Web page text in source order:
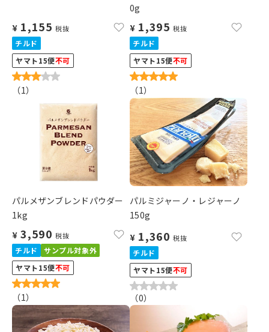
¥ 1,155 税抜
チルド
ヤマト15便不可
（1）
0g
¥ 1,395 税抜
チルド
ヤマト15便不可
（1）
パルメザンブレンドパウダー
1kg
¥ 3,590 税抜
チルド
サンプル対象外
ヤマト15便不可
（1）
パルミジャーノ・レジャーノ
150g
¥ 1,360 税抜
チルド
ヤマト15便不可
（0）